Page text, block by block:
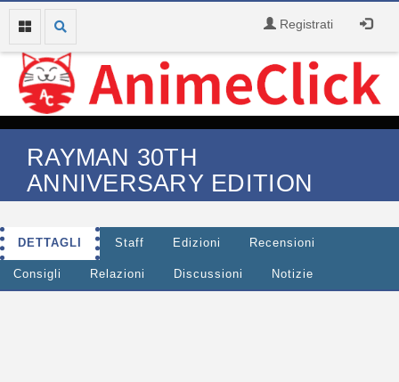
Registrati
RAYMAN 30TH
ANNIVERSARY EDITION
DETTAGLI Staff Edizioni Recensioni
Consigli Relazioni Discussioni Notizie